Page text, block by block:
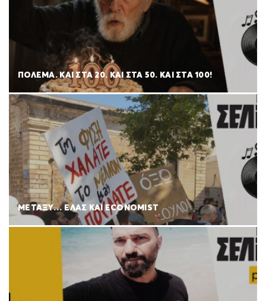
ΠΟΛΈΜΑ. ΚΑΙ ΣΤΑ 20. ΚΑΙ ΣΤΑ 50. ΚΑΙ ΣΤΑ 100!
ΜΕΤΑΞΥ… ΕΛΑΣ ΚΑΙ ECONOMIST